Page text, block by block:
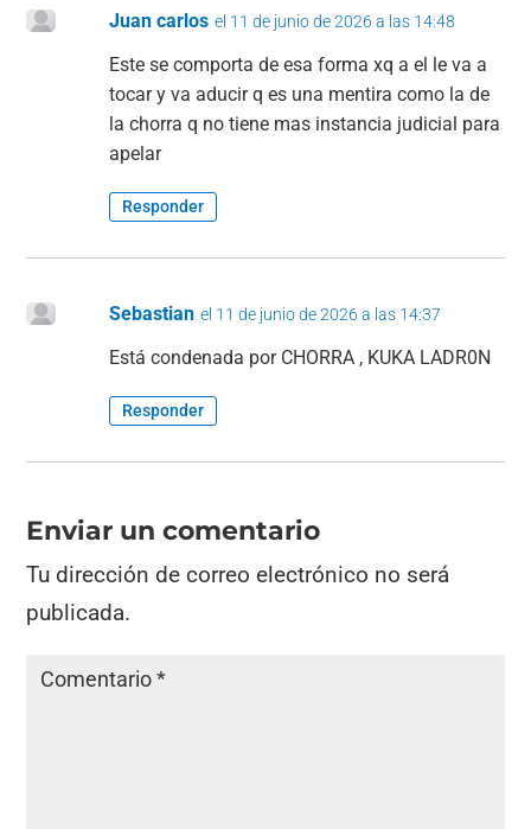
Juan carlos el 11 de junio de 2026 a las 14:48
Este se comporta de esa forma xq a el le va a
tocar y va aducir q es una mentira como la de
la chorra q no tiene mas instancia judicial para
apelar
Responder
Sebastian el 11 de junio de 2026 a las 14:37
Está condenada por CHORRA , KUKA LADR0N
Responder
Enviar un comentario
Tu dirección de correo electrónico no será
publicada.